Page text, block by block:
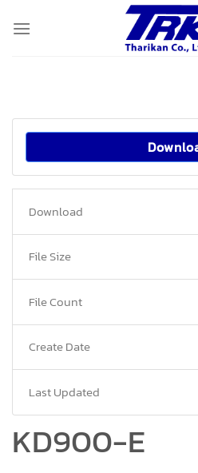
Download
File Size
File Count
Create Date
Last Updated
KD900-E